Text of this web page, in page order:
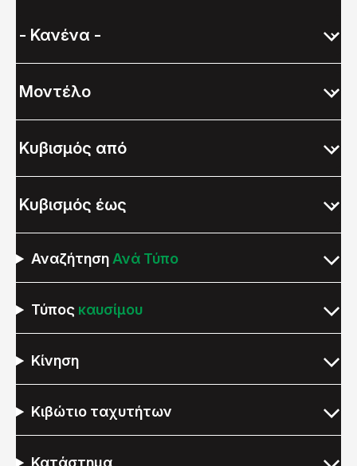
Αναζήτηση Ανά Τύπο
Τύπος καυσίμου
Κίνηση
Κιβώτιο ταχυτήτων
Κατάστημα